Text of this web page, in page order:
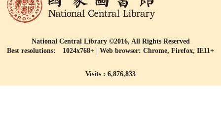
National Central Library ©2016, All Rights Reserved
Best resolutions: 1024x768+ | Web browser: Chrome, Firefox, IE11+
Visits : 6,876,833